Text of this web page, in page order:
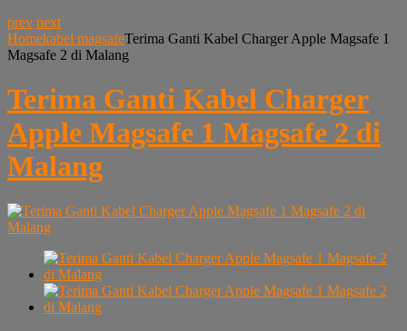
prev next
Homekabel magsafeTerima Ganti Kabel Charger Apple Magsafe 1
Magsafe 2 di Malang
Terima Ganti Kabel Charger
Apple Magsafe 1 Magsafe 2 di
Malang